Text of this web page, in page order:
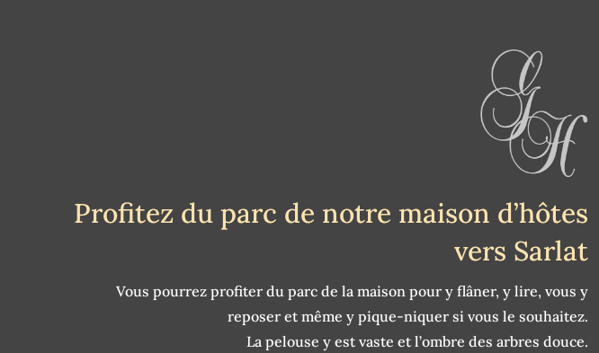
Profitez du parc de notre maison d’hôtes
vers Sarlat
Vous pourrez profiter du parc de la maison pour y flâner, y lire, vous y
reposer et même y pique-niquer si vous le souhaitez.
La pelouse y est vaste et l’ombre des arbres douce.